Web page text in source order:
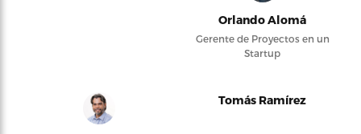
Orlando Alomá
Gerente de Proyectos en un
Startup
Tomás Ramírez